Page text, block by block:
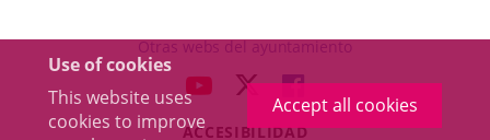
Use of cookies
This website uses
cookies to improve
Accept all cookies
a
up
window.
Otras webs del ayuntamiento
LINK LINK
TO
LINK
TO
ACCESIBILIDAD